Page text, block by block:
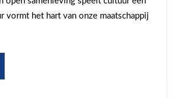
een
open
vormt het hart van onze maatschappij